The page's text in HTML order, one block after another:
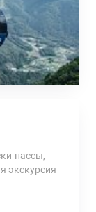
пассы,
экскурсия